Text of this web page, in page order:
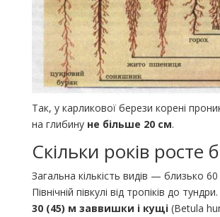
Так, у карликової берези корені
на глибину не більше 20 см.
Скільки років росте
Загальна кількість видів — близько 60
Північній півкулі від тропіків до
30 (45) м заввишки і кущі(Betula